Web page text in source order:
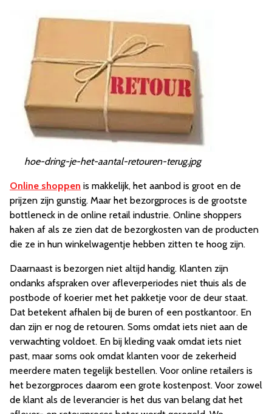
hoe-dring-je-het-aantal-retouren-terug.jpg
Online shoppen is makkelijk, het aanbod is groot en de
prijzen zijn gunstig. Maar het bezorgproces is de grootste
bottleneck in de online retail industrie. Online shoppers
haken af als ze zien dat de bezorgkosten van de producten
die ze in hun winkelwagentje hebben zitten te hoog zijn.
Daarnaast is bezorgen niet altijd handig. Klanten zijn
ondanks afspraken over afleverperiodes niet thuis als de
postbode of koerier met het pakketje voor de deur staat.
Dat betekent afhalen bij de buren of een postkantoor. En
dan zijn er nog de retouren. Soms omdat iets niet aan de
verwachting voldoet. En bij kleding vaak omdat iets niet
past, maar soms ook omdat klanten voor de zekerheid
meerdere maten tegelijk bestellen. Voor online retailers is
het bezorgproces daarom een grote kostenpost. Voor zowel
de klant als de leverancier is het dus van belang dat het